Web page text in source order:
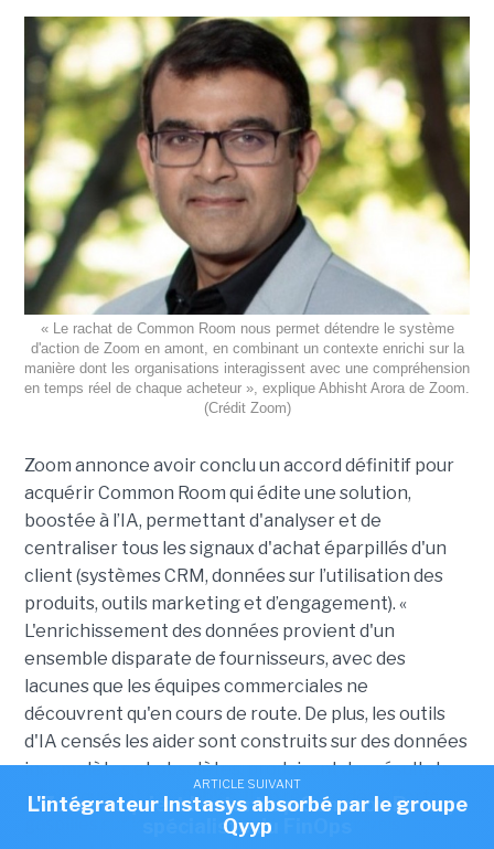
ARTICLE SUIVANT
Nexpublica s'offre Wikit pour injecter de l'IA
agentique dans ses solutions
ARTICLE SUIVANT
Zoom acquiert la start-up Common Room,
spécialiste du FinOps
« Le rachat de Common Room nous permet détendre le système
d'action de Zoom en amont, en combinant un contexte enrichi sur la
manière dont les organisations interagissent avec une compréhension
en temps réel de chaque acheteur », explique Abhisht Arora de Zoom.
(Crédit Zoom)
Zoom annonce avoir conclu un accord définitif pour
acquérir Common Room qui édite une solution,
boostée à l’IA, permettant d'analyser et de
centraliser tous les signaux d'achat éparpillés d'un
client (systèmes CRM, données sur l’utilisation des
produits, outils marketing et d’engagement). «
L'enrichissement des données provient d'un
ensemble disparate de fournisseurs, avec des
lacunes que les équipes commerciales ne
découvrent qu'en cours de route. De plus, les outils
d'IA censés les aider sont construits sur des données
incomplètes et obsolètes, produisant des résultats
génériques et peu fiables. Il en résulte des efforts
gaspillés sur les mauvais comptes au mauvais
ARTICLE SUIVANT
L'intégrateur Instasys absorbé par le groupe
Qyyp